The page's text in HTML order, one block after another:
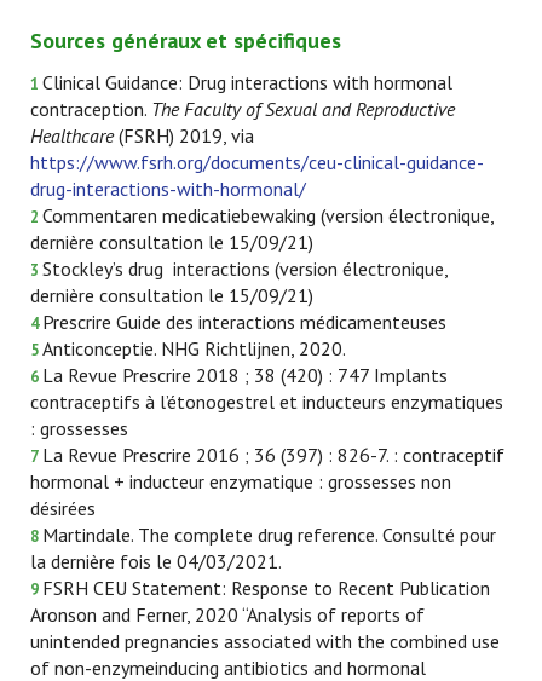
Sources généraux et spécifiques
1 Clinical Guidance: Drug interactions with hormonal
contraception. The Faculty of Sexual and Reproductive
Healthcare(FSRH) 2019, via
https://www.fsrh.org/documents/ceu-clinical-guidance-
drug-interactions-with-hormonal/
2 Commentaren medicatiebewaking (version électronique,
dernière consultation le 15/09/21)
3 Stockley’s drug interactions (version électronique,
dernière consultation le 15/09/21)
4 Prescrire Guide des interactions médicamenteuses
5Anticonceptie. NHG Richtlijnen, 2020.
6 La Revue Prescrire 2018 ; 38 (420) : 747 Implants
contraceptifs à l’étonogestrel et inducteurs enzymatiques
: grossesses
7 La Revue Prescrire 2016 ; 36 (397) : 826-7. : contraceptif
hormonal + inducteur enzymatique : grossesses non
désirées
8 Martindale. The complete drug reference. Consulté pour
la dernière fois le 04/03/2021.
9 FSRH CEU Statement: Response to Recent Publication
Aronson and Ferner, 2020 “Analysis of reports of
unintended pregnancies associated with the combined use
of non-enzymeinducing antibiotics and hormonal